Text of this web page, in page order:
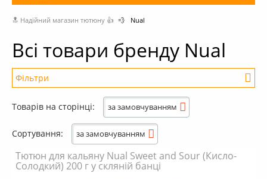
Тютюн для кальяну
Вугілля для кальяну
Кальяни
+
Комплектуючі для кальяну
+
Аксесуари для кальяну
Новинки
РОЗПРОДАЖ -%
Умови опту
🔝 Надійний магазин тютюну 👍 💨 Nual
Всі товари бренду Nual
Фільтри
Товарів на сторінці: за замовчуванням
Сортування: за замовчуванням
Тютюн для кальяну Nual Sweet and Sour (Кисло-
Солодкий) 200 г у скляній банці